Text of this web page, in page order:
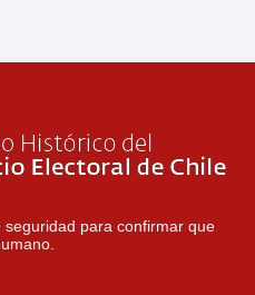
para confirmar que